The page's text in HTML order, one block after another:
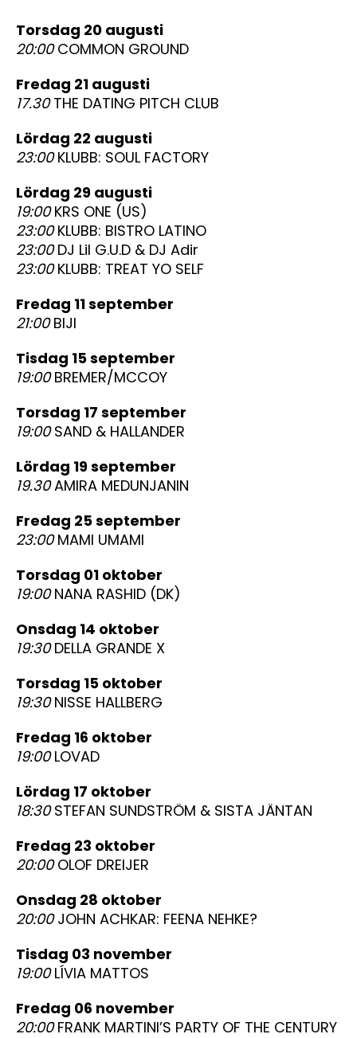
torsdag 20 augusti
20:00COMMON GROUND
fredag 21 augusti
17.30THE DATING PITCH CLUB
lördag 22 augusti
23:00KLUBB: SOUL FACTORY
lördag 29 augusti
19:00KRS ONE (US)
23:00KLUBB: BISTRO LATINO
23:00DJ Lil G.U.D & DJ Adir
23:00KLUBB: TREAT YO SELF
fredag 11 september
21:00BIJI
tisdag 15 september
19:00BREMER/MCCOY
torsdag 17 september
19:00SAND & HALLANDER
lördag 19 september
19.30AMIRA MEDUNJANIN
fredag 25 september
23:00MAMI UMAMI
torsdag 01 oktober
19:00NANA RASHID (DK)
onsdag 14 oktober
19:30DELLA GRANDE X
torsdag 15 oktober
19:30NISSE HALLBERG
fredag 16 oktober
19:00LOVAD
lördag 17 oktober
18:30STEFAN SUNDSTRÖM & SISTA JÄNTAN
fredag 23 oktober
20:00OLOF DREIJER
onsdag 28 oktober
20:00JOHN ACHKAR: FEENA NEHKE?
tisdag 03 november
19:00LÍVIA MATTOS
fredag 06 november
20:00FRANK MARTINI’S PARTY OF THE CENTURY